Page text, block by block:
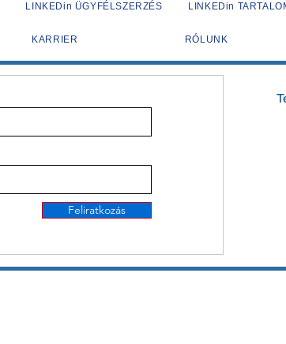
LINKEDin ÜGYFÉLSZERZÉS LINKEDin
KARRIER RÓLUNK
Feliratkozás